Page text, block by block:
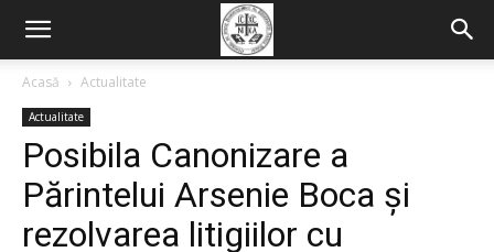
Acasă Actualitate
Actualitate
Posibila Canonizare a
Părintelui Arsenie Boca și
rezolvarea litigiilor cu